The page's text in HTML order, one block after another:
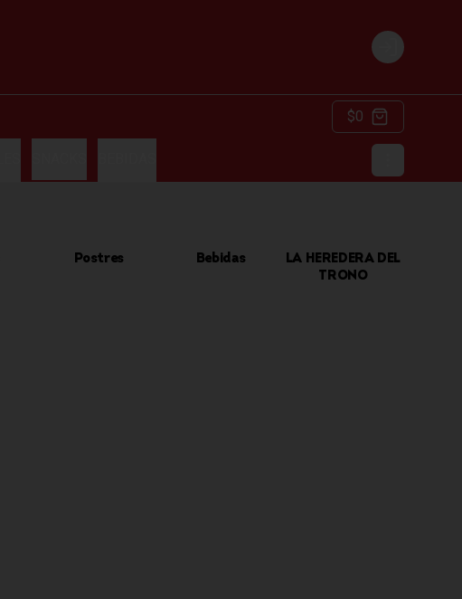
Login
$0
Postres Bebidas
LA HEREDERA DEL
TRONO